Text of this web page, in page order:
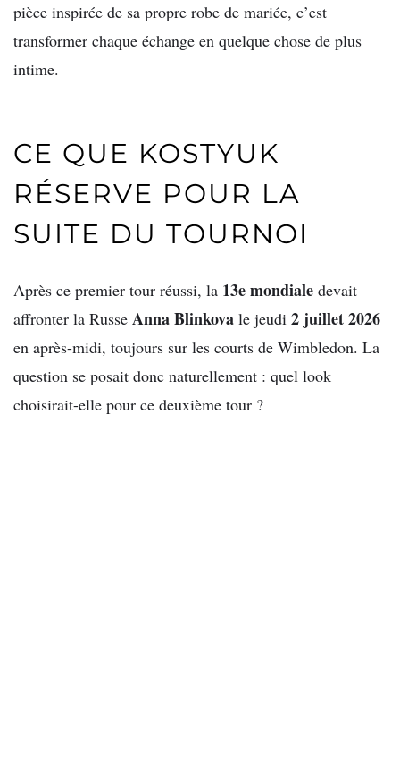
pièce inspirée de sa propre robe de mariée, c’est
transformer chaque échange en quelque chose de plus
intime.
CE QUE KOSTYUK
RÉSERVE POUR LA
SUITE DU TOURNOI
Après ce premier tour réussi, la 13e mondiale devait
affronter la Russe Anna Blinkova le jeudi 2 juillet 2026
en après-midi, toujours sur les courts de Wimbledon. La
question se posait donc naturellement : quel look
choisirait-elle pour ce deuxième tour ?